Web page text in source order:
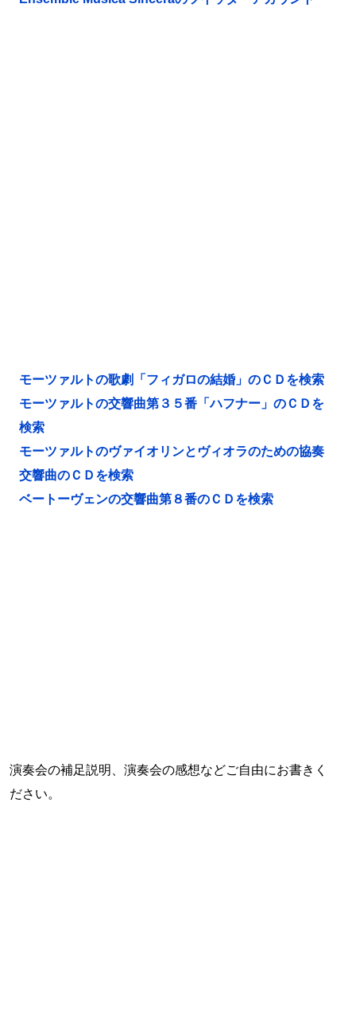
モーツァルトの歌劇「フィガロの結婚」のＣＤを検索
モーツァルトの交響曲第３５番「ハフナー」のＣＤを
検索
モーツァルトのヴァイオリンとヴィオラのための協奏
交響曲のＣＤを検索
ベートーヴェンの交響曲第８番のＣＤを検索
演奏会の補足説明、演奏会の感想などご自由にお書きく
ださい。